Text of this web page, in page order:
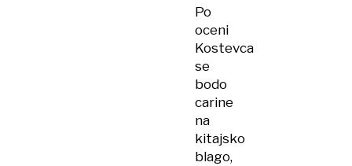
Po
oceni
Kostevca
se
bodo
carine
na
kitajsko
blago,